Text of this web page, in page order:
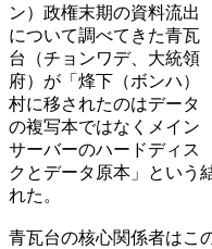
ン）政権末期の資料流出
について調べてきた青瓦
台（チョンワデ、大統領
府）が「烽下（ボンハ）
村に移されたのはデータ
の複写本ではなくメイン
サーバーのハードディス
クとデータ原本」という
れた。
青瓦台の核心関係者はこ